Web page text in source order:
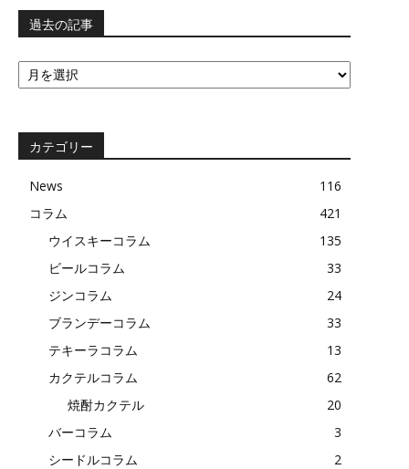
過去の記事
過
去
事
カテゴリー
News
116
コラム
421
ウイスキーコラム
135
ビールコラム
33
ジンコラム
24
ブランデーコラム
33
テキーラコラム
13
カクテルコラム
62
焼酎カクテル
20
バーコラム
3
シードルコラム
2